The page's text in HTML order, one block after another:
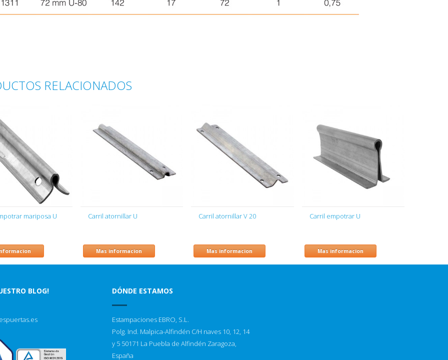
RELACIONADOS
mariposa U Carril atornillar U
Mas informacion
Carril atornillar V 20
Mas informacion
Carril empotrar U
Mas informacion
BLOG! DÓNDE ESTAMOS
Estampaciones EBRO, S.L.
Polg. Ind. Malpica-Alfindén C/H naves 10, 12, 14
y 5 50171 La Puebla de Alfindén Zaragoza,
España